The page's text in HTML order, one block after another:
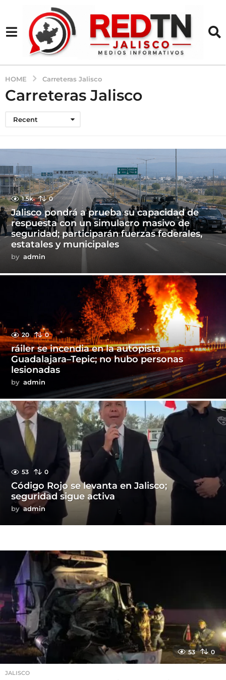
HOME Carreteras Jalisco
Carreteras Jalisco
Recent
1.5k 0
Jalisco pondrá a prueba su capacidad de
respuesta con un simulacro masivo de
seguridad; participarán fuerzas federales,
estatales y municipales
by admin
20 0
ráiler se incendia en la autopista
Guadalajara–Tepic; no hubo personas
lesionadas
by admin
53 0
Código Rojo se levanta en Jalisco;
seguridad sigue activa
by admin
53 0
JALISCO